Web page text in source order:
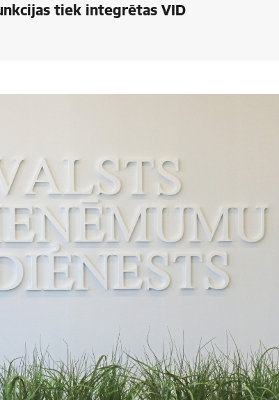
tiek integrētas VID